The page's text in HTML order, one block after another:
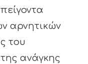
αρνητικών
του
της ανάγκης